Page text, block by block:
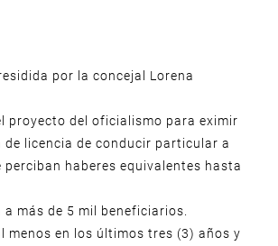
por la concejal Lorena
proyecto del oficialismo para eximir
licencia de conducir particular a
haberes equivalentes hasta
más de 5 mil beneficiarios.
menos en los últimos tres (3) años y